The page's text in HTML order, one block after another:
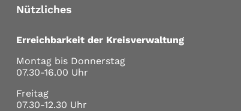
Nützliches
Erreichbarkeit der Kreisverwaltung
Montag bis Donnerstag
07.30-16.00 Uhr
Freitag
07.30-12.30 Uhr